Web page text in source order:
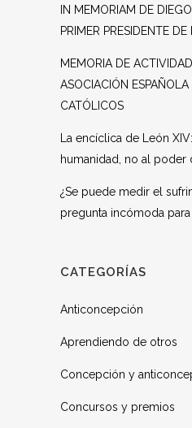
IN MEMORIAM DE
PRIMER PRESIDENTE
MEMORIA DE
ASOCIACIÓN
CATÓLICOS
La encíclica de León
humanidad, no al poder
¿Se puede medir el
pregunta incómoda
CATEGORÍAS
Anticoncepción
Aprendiendo de otros
Concepción y
Concursos y premios